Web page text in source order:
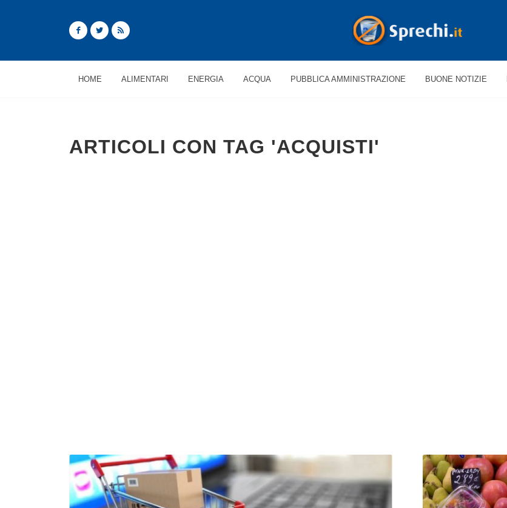
HOME ALIMENTARI ENERGIA ACQUA PUBBLICA AMMINISTRAZIONE BUONE NOTIZIE
ARTICOLI CON TAG 'ACQUISTI'